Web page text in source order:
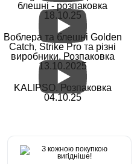
блешні - розпаковка
18.10.25
Воблера та блешні Golden
Catch, Strike Pro та різні
виробники. Розпаковка
13.10.2025
KALIPSO. Розпаковка
04.10.25